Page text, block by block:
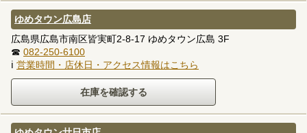
ゆめタウン広島店
広島県広島市南区皆実町2-8-17 ゆめタウン広島 3F
☎ 082-250-6100
ℹ 営業時間・店休日・アクセス情報はこちら